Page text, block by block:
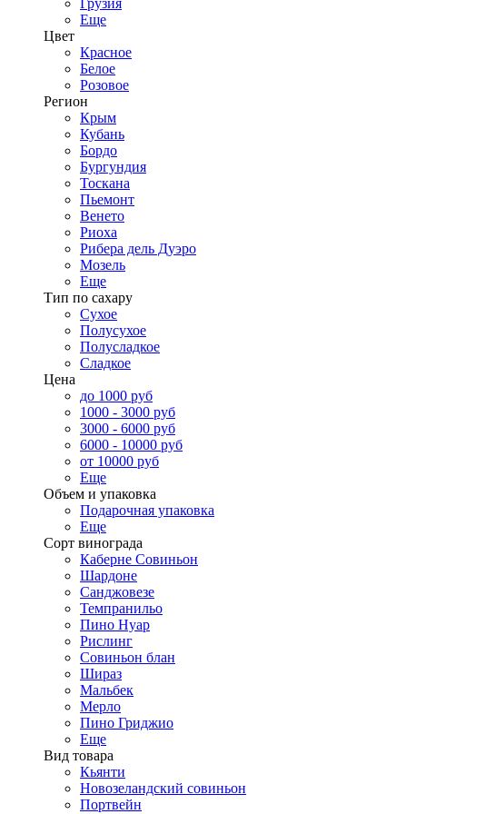
Грузия
Еще
Цвет
Красное
Белое
Розовое
Регион
Крым
Кубань
Бордо
Бургундия
Тоскана
Пьемонт
Венето
Риоха
Рибера дель Дуэро
Мозель
Еще
Тип по сахару
Сухое
Полусухое
Полусладкое
Сладкое
Цена
до 1000 руб
1000 - 3000 руб
3000 - 6000 руб
6000 - 10000 руб
от 10000 руб
Еще
Объем и упаковка
Подарочная упаковка
Еще
Сорт винограда
Каберне Совиньон
Шардоне
Санджовезе
Темпранильо
Пино Нуар
Рислинг
Совиньон блан
Шираз
Мальбек
Мерло
Пино Гриджио
Еще
Вид товара
Кьянти
Новозеландский совиньон
Портвейн